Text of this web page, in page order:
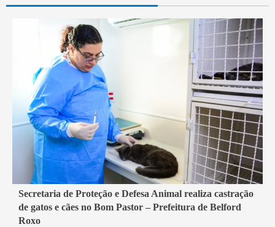
2 min read
Belford Roxo
Secretaria de Proteção e Defesa Animal realiza castração
de gatos e cães no Bom Pastor – Prefeitura de Belford
Roxo